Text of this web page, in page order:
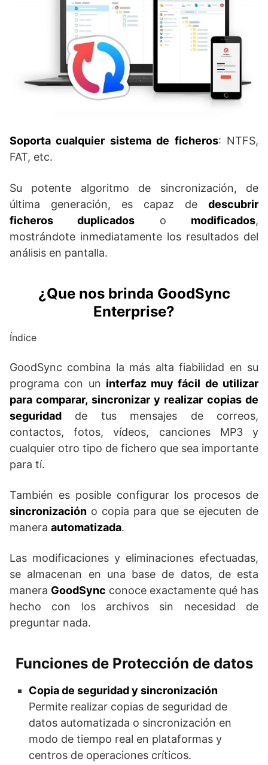
Soporta cualquier sistema de ficheros: NTFS,
FAT, etc.
Su potente algoritmo de sincronización, de
última generación, es capaz de descubrir
ficheros duplicados o modificados,
mostrándote inmediatamente los resultados del
análisis en pantalla.
¿Que nos brinda GoodSync
Enterprise?
Índice
GoodSync combina la más alta fiabilidad en su
programa con un interfaz muy fácil de utilizar
para comparar, sincronizar y realizar copias de
seguridad de tus mensajes de correos,
contactos, fotos, vídeos, canciones MP3 y
cualquier otro tipo de fichero que sea importante
para tí.
También es posible configurar los procesos de
sincronización o copia para que se ejecuten de
manera automatizada.
Las modificaciones y eliminaciones efectuadas,
se almacenan en una base de datos, de esta
manera GoodSync conoce exactamente qué has
hecho con los archivos sin necesidad de
preguntar nada.
Funciones de Protección de datos
Copia de seguridad y sincronización
Permite realizar copias de seguridad de
datos automatizada o sincronización en
modo de tiempo real en plataformas y
centros de operaciones críticos.